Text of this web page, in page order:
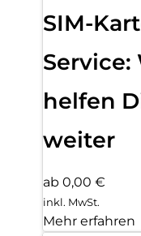
SIM-
Service:
helfen
weiter
ab 0,00 €
inkl. MwSt.
Mehr erfahren